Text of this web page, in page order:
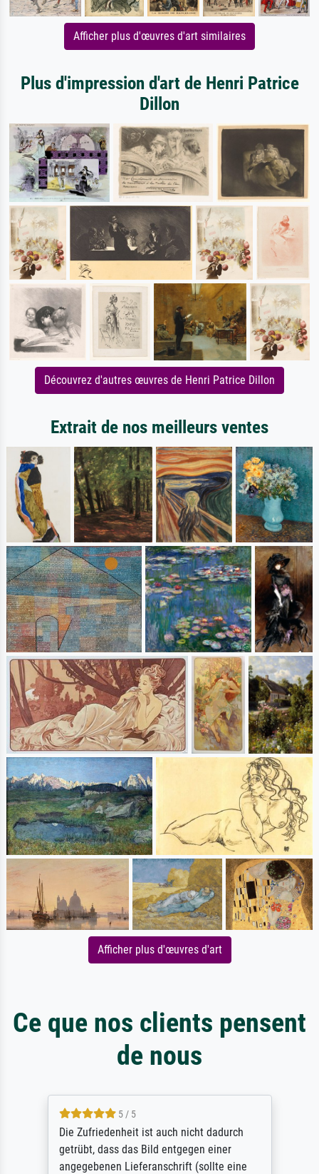
Afficher plus d'œuvres d'art similaires
Plus d'impression d'art de Henri Patrice
Dillon
Découvrez d'autres œuvres de Henri Patrice Dillon
Extrait de nos meilleurs ventes
Afficher plus d'œuvres d'art
Ce que nos clients pensent
de nous
5 / 5
Die Zufriedenheit ist auch nicht dadurch
getrübt, dass das Bild entgegen einer
angegebenen Lieferanschrift (sollte eine